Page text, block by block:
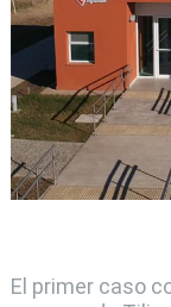
El primer caso